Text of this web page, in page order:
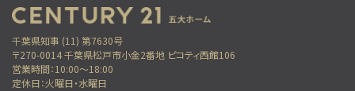
歩10分
「柏」駅徒歩10分のリフォーム物件 サンルーム付…
千葉県知事 (11) 第7630号
〒270-0014 千葉県松戸市小金2番地 ピコティ西館106
営業時間：10:00～18:00
定休日：火曜日・水曜日